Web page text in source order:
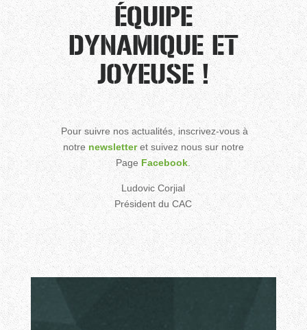
ÉQUIPE
DYNAMIQUE ET
JOYEUSE !
Pour suivre nos actualités, inscrivez-vous à
notre newsletteret suivez nous sur notre
PageFacebook.
Ludovic Corjial
Président du CAC